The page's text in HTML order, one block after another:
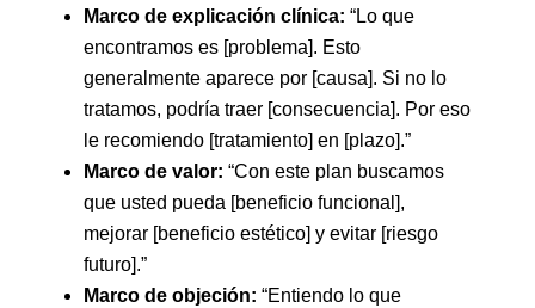
Marco de explicación clínica: “Lo que
encontramos es [problema]. Esto
generalmente aparece por [causa]. Si no lo
tratamos, podría traer [consecuencia]. Por eso
le recomiendo [tratamiento] en [plazo].”
Marco de valor: “Con este plan buscamos
que usted pueda [beneficio funcional],
mejorar [beneficio estético] y evitar [riesgo
futuro].”
Marco de objeción: “Entiendo lo que